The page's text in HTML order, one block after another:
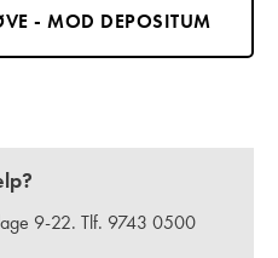
- MOD DEPOSITUM
9-22. Tlf. 9743 0500